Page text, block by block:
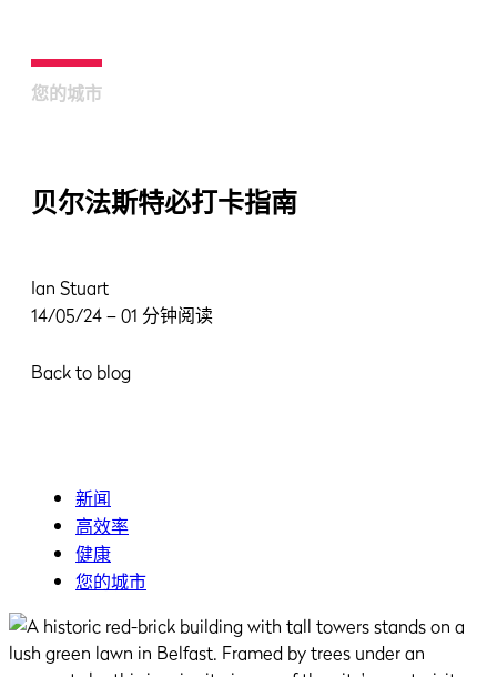
您的城市
贝尔法斯特必打卡指南
Ian Stuart
14/05/24 – 01 分钟阅读
Back to blog
新闻
高效率
健康
您的城市